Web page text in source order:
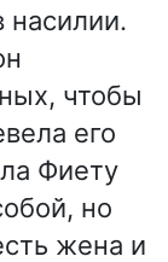
насилии.
чтобы
его
Фиету
но
жена и